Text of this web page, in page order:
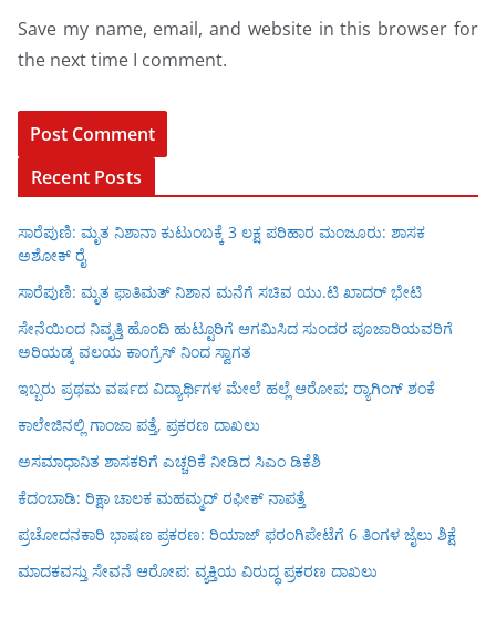
Save my name, email, and website in this browser for
the next time I comment.
Recent Posts
ಸಾರೆಪುಣಿ: ಮೃತ ನಿಶಾನಾ ಕುಟುಂಬಕ್ಕೆ 3 ಲಕ್ಷ ಪರಿಹಾರ ಮಂಜೂರು: ಶಾಸಕ
ಅಶೋಕ್ ರೈ
ಸಾರೆಪುಣಿ: ಮೃತ ಫಾತಿಮತ್ ನಿಶಾನ ಮನೆಗೆ ಸಚಿವ ಯು.ಟಿ ಖಾದರ್ ಭೇಟಿ
ಸೇನೆಯಿಂದ ನಿವೃತ್ತಿ ಹೊಂದಿ ಹುಟ್ಟೂರಿಗೆ ಆಗಮಿಸಿದ ಸುಂದರ ಪೂಜಾರಿಯವರಿಗೆ
ಅರಿಯಡ್ಕ ವಲಯ ಕಾಂಗ್ರೆಸ್ ನಿಂದ ಸ್ವಾಗತ
ಇಬ್ಬರು ಪ್ರಥಮ ವರ್ಷದ ವಿದ್ಯಾರ್ಥಿಗಳ ಮೇಲೆ ಹಲ್ಲೆ ಆರೋಪ; ರ‍್ಯಾಗಿಂಗ್ ಶಂಕೆ
ಕಾಲೇಜಿನಲ್ಲಿ ಗಾಂಜಾ ಪತ್ತೆ, ಪ್ರಕರಣ ದಾಖಲು
ಅಸಮಾಧಾನಿತ ಶಾಸಕರಿಗೆ ಎಚ್ಚರಿಕೆ ನೀಡಿದ ಸಿಎಂ ಡಿಕೆಶಿ
ಕೆದಂಬಾಡಿ: ರಿಕ್ಷಾ ಚಾಲಕ ಮಹಮ್ಮದ್ ರಫೀಕ್ ನಾಪತ್ತೆ
ಪ್ರಚೋದನಕಾರಿ ಭಾಷಣ ಪ್ರಕರಣ: ರಿಯಾಜ್ ಫರಂಗಿಪೇಟೆಗೆ 6 ತಿಂಗಳ ಜೈಲು ಶಿಕ್ಷೆ
ಮಾದಕವಸ್ತು ಸೇವನೆ ಆರೋಪ: ವ್ಯಕ್ತಿಯ ವಿರುದ್ಧ ಪ್ರಕರಣ ದಾಖಲು